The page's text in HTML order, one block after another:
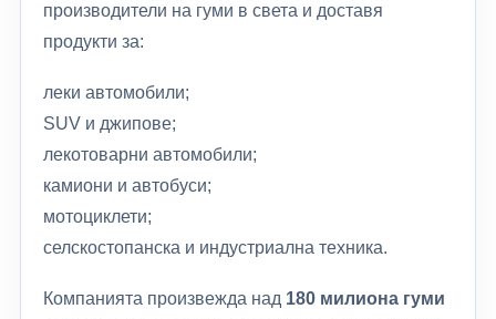
производители на гуми в света и доставя
продукти за:
леки автомобили;
SUV и джипове;
лекотоварни автомобили;
камиони и автобуси;
мотоциклети;
селскостопанска и индустриална техника.
Компанията произвежда над 180 милиона гуми